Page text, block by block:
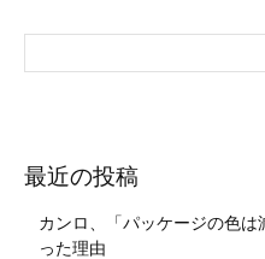
最近の投稿
カンロ、「パッケージの色
った理由